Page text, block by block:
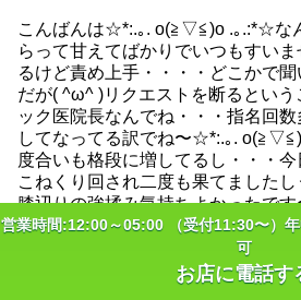
こんばんは☆*:.｡. o(≧▽≦)o .｡.:*☆な
らって甘えてばかりでいつもすい
るけど責め上手・・・・どこかで
だが( ^ω^ )リクエストを断るという
ック医院長なんでね・・・指名回数
してなってる訳でね〜☆*:.｡.
度合いも格段に増してるし・・・
こねくり回され二度も果てました
膝辺りの強揉み気持ちよかったで
生には事前予約の祭に遠慮はいら
赦なしに指名回数増やしますから
また近々お相手して頂ければあり
o(≧▽≦)o .｡.:*☆おやすみなさい(=￣
営業時間:12:00～05:00 （受付11:30〜）
可
お店に電話す